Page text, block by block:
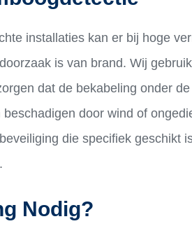
installaties kan er bij hoge
is van brand. Wij
dat de bekabeling onder
door wind of
die specifiek geschikt
Nodig?